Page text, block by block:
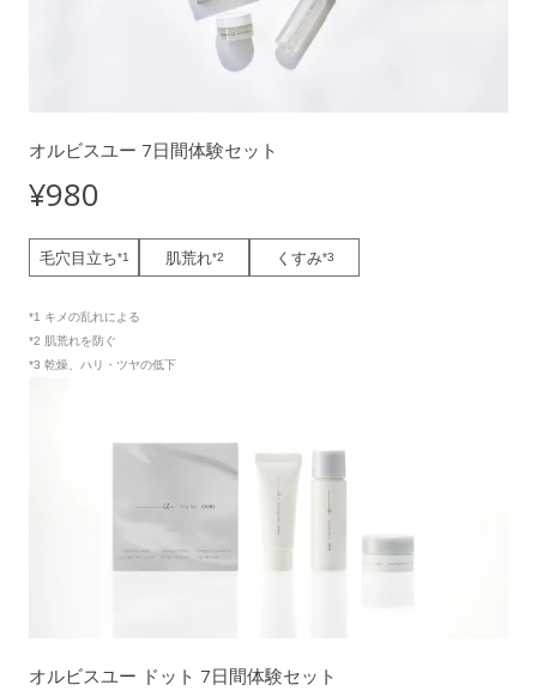
オルビスユー 7日間体験セット
¥980
毛穴目立ち*1 肌荒れ*2 くすみ*3
*1 キメの乱れによる
*2 肌荒れを防ぐ
*3 乾燥、ハリ・ツヤの低下
オルビスユー ドット 7日間体験セット